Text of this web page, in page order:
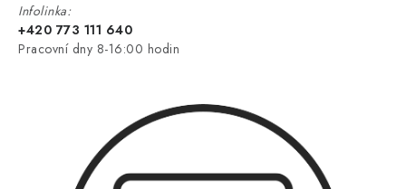
Infolinka:
+420 773 111 640
Pracovní dny 8-16:00 hodin